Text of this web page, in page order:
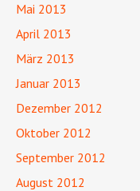
Mai 2013
April 2013
März 2013
Januar 2013
Dezember 2012
Oktober 2012
September 2012
August 2012